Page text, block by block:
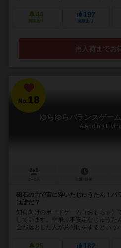
44
興味あり
197
経験あり
再入荷までお
No.18
ゆらゆらバランスゲー
Aladdin's
磁石の力で宙に浮いたじゅうたん！バ
は誰だ？
知育向けのボードゲーム（おもちゃ）
しています。空飛ぶ不安定なじゅうた
全部落とした人が片付けをするという
25 162